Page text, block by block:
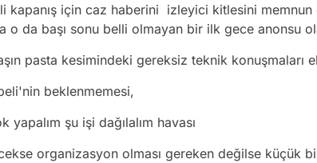
kapanış için caz haberini izleyici kitlesini
o da başı sonu belli olmayan bir ilk gece anonsu
pasta kesimindeki gereksiz teknik konuşmaları
beklenmemesi,
yapalım şu işi dağılalım havası
organizasyon olması gereken değilse küçük